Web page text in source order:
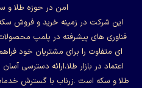
امن در حوزه طلا و
این شرکت در زمینه خرید و فروش
فناوری های پیشرفته در پلمپ
ای متفاوت را برای مشتریان خود
اعتماد در بازار طلا،ارائه دسترسی
طلا و سکه است .زرناب با گسترش